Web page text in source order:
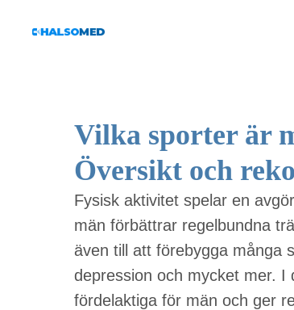
Vilka sporter är
Översikt och
Fysisk aktivitet spelar en
män förbättrar regelbundna
även till att förebygga många
depression och mycket mer.
fördelaktiga för män och ger